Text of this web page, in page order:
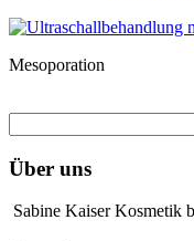
Mesoporation
Über uns
Sabine Kaiser Kosmetik